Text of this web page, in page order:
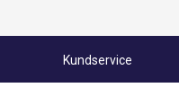
Kundservice